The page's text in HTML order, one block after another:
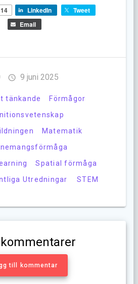
14 LinkedIn
Tweet
Email
9 juni 2025
tänkande
Förmågor
Matematik
Spatial förmåga
Utredningar
STEM
till kommentar